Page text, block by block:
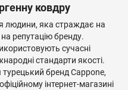
ковдру
людини, яка страждає на
репутацію бренду.
сучасні
стандарти якості.
бренд Cappone,
інтернет-магазині